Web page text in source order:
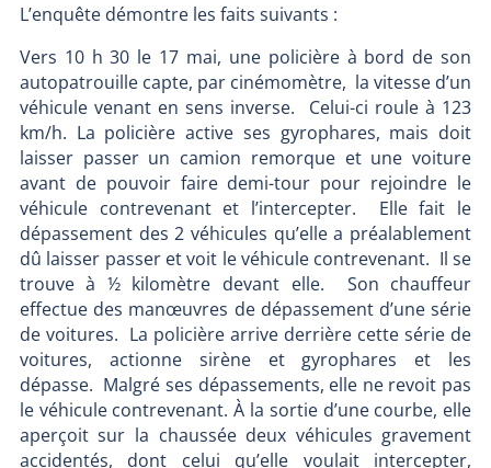
L’enquête démontre les faits suivants :
Vers 10 h 30 le 17 mai, une policière à bord de son
autopatrouille capte, par cinémomètre, la vitesse d’un
véhicule venant en sens inverse. Celui-ci roule à 123
km/h. La policière active ses gyrophares, mais doit
laisser passer un camion remorque et une voiture
avant de pouvoir faire demi-tour pour rejoindre le
véhicule contrevenant et l’intercepter. Elle fait le
dépassement des 2 véhicules qu’elle a préalablement
dû laisser passer et voit le véhicule contrevenant. Il se
trouve à ½ kilomètre devant elle. Son chauffeur
effectue des manœuvres de dépassement d’une série
de voitures. La policière arrive derrière cette série de
voitures, actionne sirène et gyrophares et les
dépasse. Malgré ses dépassements, elle ne revoit pas
le véhicule contrevenant. À la sortie d’une courbe, elle
aperçoit sur la chaussée deux véhicules gravement
accidentés, dont celui qu’elle voulait intercepter,